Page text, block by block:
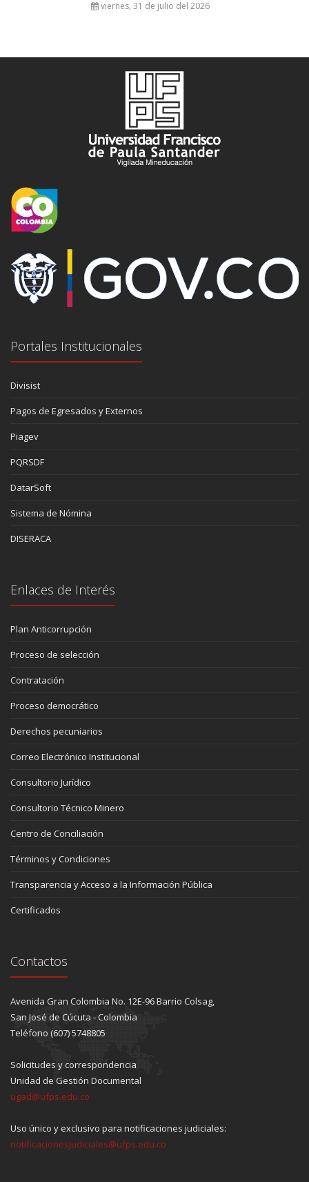
viernes, 31 de julio del 2026
Portales Institucionales
Divisist
Pagos de Egresados y Externos
Piagev
PQRSDF
DatarSoft
Sistema de Nómina
DISERACA
Enlaces de Interés
Plan Anticorrupción
Proceso de selección
Contratación
Proceso democrático
Derechos pecuniarios
Correo Electrónico Institucional
Consultorio Jurídico
Consultorio Técnico Minero
Centro de Conciliación
Términos y Condiciones
Transparencia y Acceso a la Información Pública
Certificados
Contactos
Avenida Gran Colombia No. 12E-96 Barrio Colsag,
San José de Cúcuta - Colombia
Teléfono (607) 5748805
Solicitudes y correspondencia
Unidad de Gestión Documental
ugad@ufps.edu.co
Uso único y exclusivo para notificaciones judiciales:
notificacionesjudiciales@ufps.edu.co